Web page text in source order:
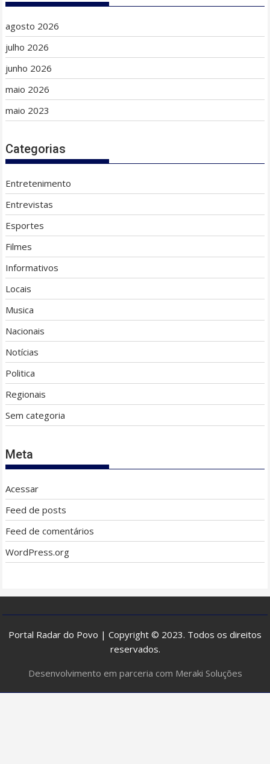
agosto 2026
julho 2026
junho 2026
maio 2026
maio 2023
Categorias
Entretenimento
Entrevistas
Esportes
Filmes
Informativos
Locais
Musica
Nacionais
Notícias
Politica
Regionais
Sem categoria
Meta
Acessar
Feed de posts
Feed de comentários
WordPress.org
Portal Radar do Povo | Copyright © 2023. Todos os direitos
reservados.
Desenvolvimento em parceria com Meraki Soluções